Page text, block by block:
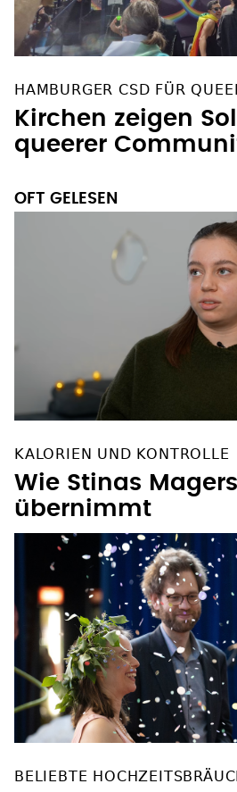
HAMBURGER CSD FÜR
Kirchen zeigen
queerer
OFT GELESEN
KALORIEN UND KONTROLLE
Wie Stinas
übernimmt
BELIEBTE